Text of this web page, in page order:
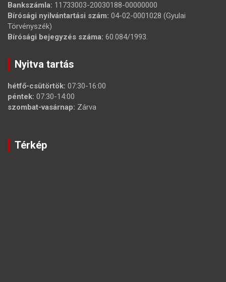
Bankszámla: 11733003-20030188-00000000
Bírósági nyilvántartási szám: 04-02-0001028 (Gyulai
Törvényszék)
Bírósági bejegyzés száma: 60.084/1993.
Nyitva tartás
hétfő-csütörtök: 07:30-16:00
péntek: 07:30-14:00
szombat-vasárnap: Zárva
Térkép